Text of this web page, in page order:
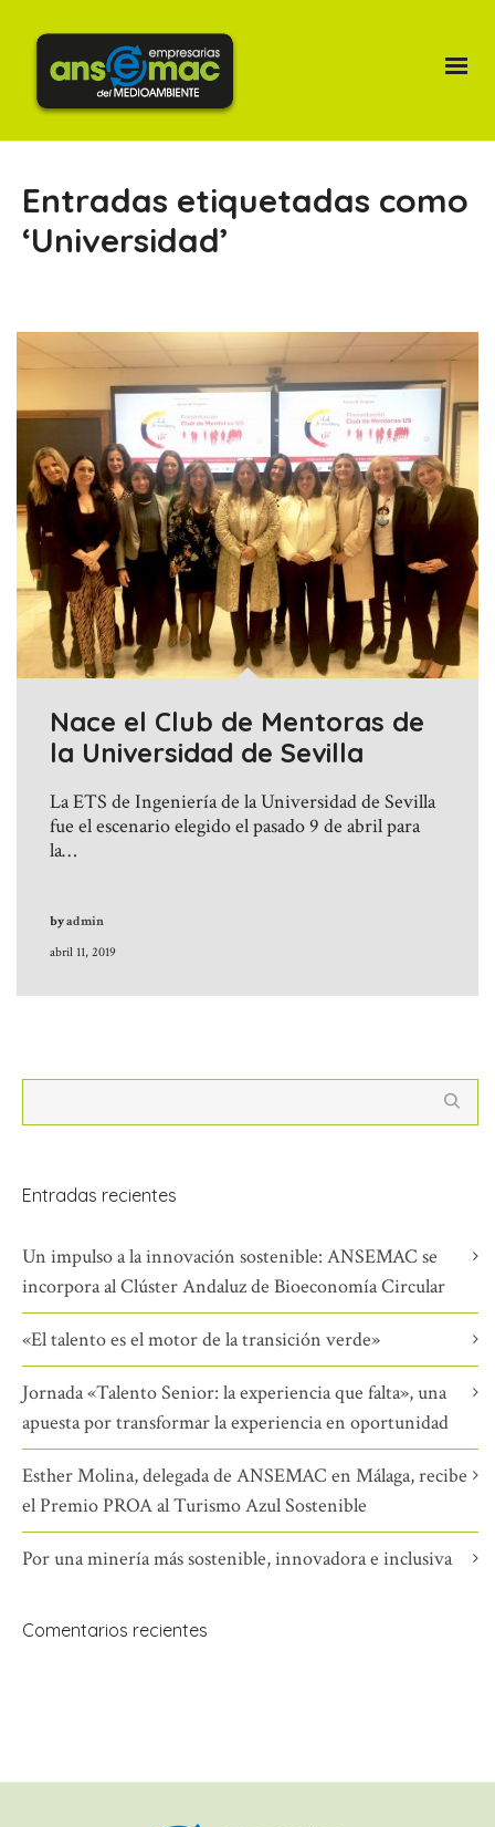
Entradas etiquetadas como
‘Universidad’
Nace el Club de Mentoras de
la Universidad de Sevilla
La ETS de Ingeniería de la Universidad de Sevilla
fue el escenario elegido el pasado 9 de abril para
la…
abril 11, 2019
byadmin
Entradas recientes
Un impulso a la innovación sostenible: ANSEMAC se
incorpora al Clúster Andaluz de Bioeconomía Circular
«El talento es el motor de la transición verde»
Jornada «Talento Senior: la experiencia que falta», una
apuesta por transformar la experiencia en oportunidad
Esther Molina, delegada de ANSEMAC en Málaga, recibe
el Premio PROA al Turismo Azul Sostenible
Por una minería más sostenible, innovadora e inclusiva
Comentarios recientes